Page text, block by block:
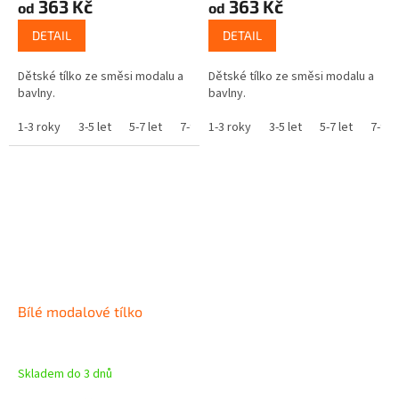
od 363 Kč
DETAIL
Dětské tílko ze směsi modalu a
bavlny.
1-3 roky
3-5 let 5-7 let 7-9 let 9-11 let
od 363 Kč
DETAIL
Dětské tílko ze směsi modalu a
bavlny.
1-3 roky
3-5 let 5-7 let 7-9
Bílé modalové tílko
Skladem do 3 dnů